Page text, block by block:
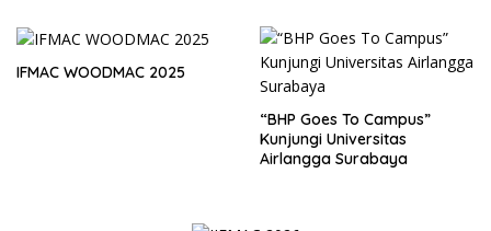
IFMAC WOODMAC 2025
“BHP Goes To Campus”
Kunjungi Universitas
Airlangga Surabaya